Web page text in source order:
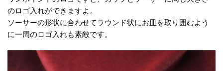
のロゴ入れができますよ。
ソーサーの形状に合わせてラウンド状にお皿を取り囲むよう
に一周のロゴ入れも素敵です。